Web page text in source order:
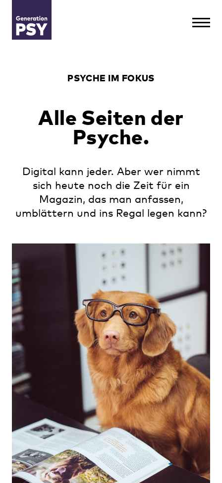
PSYCHE IM FOKUS
Alle Seiten der
Psyche.
Digital kann jeder. Aber wer nimmt
sich heute noch die Zeit für ein
Magazin, das man anfassen,
umblättern und ins Regal legen kann?